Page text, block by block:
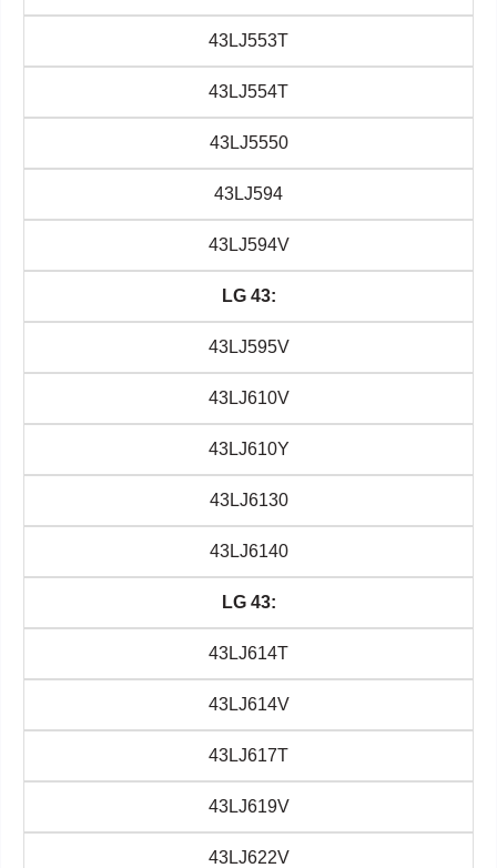
43LJ553T
43LJ554T
43LJ5550
43LJ594
43LJ594V
LG 43:
43LJ595V
43LJ610V
43LJ610Y
43LJ6130
43LJ6140
LG 43:
43LJ614T
43LJ614V
43LJ617T
43LJ619V
43LJ622V